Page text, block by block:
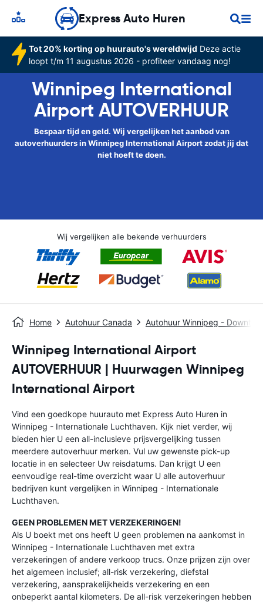
Express Auto Huren
Tot 20% korting op huurauto's wereldwijd Deze actie
loopt t/m 11 augustus 2026 - profiteer vandaag nog!
Winnipeg International
Airport AUTOVERHUUR
Bespaar tijd en geld. Wij vergelijken het aanbod van
autoverhuurders in Winnipeg International Airport zodat jij dat
niet hoeft te doen.
Wij vergelijken alle bekende verhuurders
Home Autohuur Canada Autohuur Winnipeg -
Winnipeg International Airport
AUTOVERHUUR | Huurwagen Winnipeg
International Airport
Vind een goedkope huurauto met Express Auto Huren in
Winnipeg - Internationale Luchthaven. Kijk niet verder, wij
bieden hier U een all-inclusieve prijsvergelijking tussen
meerdere autoverhuur merken. Vul uw gewenste pick-up
locatie in en selecteer Uw reisdatums. Dan krijgt U een
eenvoudige real-time overzicht waar U alle autoverhuur
bedrijven kunt vergelijken in Winnipeg - Internationale
Luchthaven.
GEEN PROBLEMEN MET VERZEKERINGEN!
Als U boekt met ons heeft U geen problemen na aankomst in
Winnipeg - Internationale Luchthaven met extra
verzekeringen of andere verkoop trucs. Onze prijzen zijn over
het algemeen inclusief; all-risk verzekering, diefstal
verzekering, aansprakelijkheids verzekering en een
onbeperkt aantal kilometers. De all-risk verzekeringen hebben